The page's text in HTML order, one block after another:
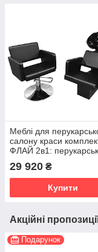
Меблі для
салону краси
ФЛАЙ 2в1:
29 920 ₴
Купити
Акційні
Подарунок